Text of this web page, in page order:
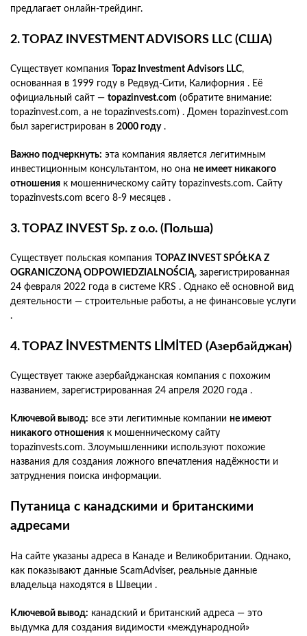
предлагает онлайн-трейдинг.
2. TOPAZ INVESTMENT ADVISORS LLC (США)
Существует компания Topaz Investment Advisors LLC,
основанная в 1999 году в Редвуд-Сити, Калифорния . Её
официальный сайт — topazinvest.com (обратите внимание:
topazinvest.com, а не topazinvests.com) . Домен topazinvest.com
был зарегистрирован в 2000 году.
Важно подчеркнуть: эта компания является легитимным
инвестиционным консультантом, но она не имеет никакого
отношения к мошенническому сайту topazinvests.com. Сайту
topazinvests.com всего 8-9 месяцев .
3. TOPAZ INVEST Sp. z o.o. (Польша)
Существует польская компания TOPAZ INVEST SPÓŁKA Z
OGRANICZONĄ ODPOWIEDZIALNOŚCIĄ, зарегистрированная
24 февраля 2022 года в системе KRS . Однако её основной вид
деятельности — строительные работы, а не финансовые услуги
.
4. TOPAZ İNVESTMENTS LİMİTED (Азербайджан)
Существует также азербайджанская компания с похожим
названием, зарегистрированная 24 апреля 2020 года .
Ключевой вывод: все эти легитимные компании не имеют
никакого отношения к мошенническому сайту
topazinvests.com. Злоумышленники используют похожие
названия для создания ложного впечатления надёжности и
затруднения поиска информации.
Путаница с канадскими и британскими
адресами
На сайте указаны адреса в Канаде и Великобритании. Однако,
как показывают данные ScamAdviser, реальные данные
владельца находятся в Швеции .
Ключевой вывод: канадский и британский адреса — это
выдумка для создания видимости «международной»